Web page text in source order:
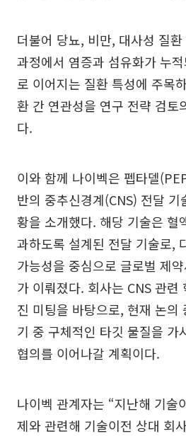
더불어 당뇨, 비만, 대사성 질
과정에서 염증과 섬유화가 누
로 이어지는 질환 특성에 주목
환 간 연관성을 연구 전략 검토
다.
이와 함께 나이벡은 펩타델
반의 중추신경계(CNS) 전달 기
황을 소개했다. 해당 기술은 혈
과하도록 설계된 전달 기술로,
가능성을 중심으로 글로벌 제
가 이뤄졌다. 회사는 CNS 관련
진 미팅을 바탕으로, 현재 논의
기 중 구체적인 타깃 물질을 가
협의를 이어나갈 계획이다.
나이벡 관계자는 “지난해 기술
제와 관련해 기술이전 상대 회